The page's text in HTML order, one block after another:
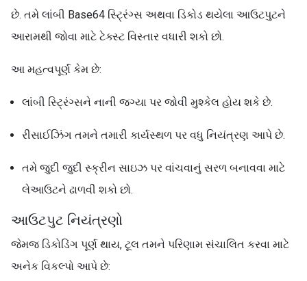
છે. તમે લાંબી Base64 સ્ટ્રિંગ્સ અથવા ડિકોડ થયેલા આઉટપુટને
આરામથી જોવા માટે ટેક્સ્ટ વિસ્તાર વધારી શકો છો.
આ મહત્વપૂર્ણ કેમ છે:
લાંબી સ્ટ્રિંગ્સને નાની જગ્યા પર જોવી મુશ્કેલ હોય શકે છે.
રીસાઈઝિંગ તમને તમારી કાર્યસ્થળ પર વધુ નિયંત્રણ આપે છે.
તમે જુદી જુદી સ્ક્રીન સાઇઝ પર વાંચવાનું સરળ બનાવવા માટે
લેઆઉટને ઢાળવી શકો છો.
આઉટપુટ નિયંત્રણો
જેમજ ડિકોડિંગ પૂર્ણ થાય, ટૂલ તમને પરિણામ સંચાલિત કરવા માટે
અનેક વિકલ્પો આપે છે: